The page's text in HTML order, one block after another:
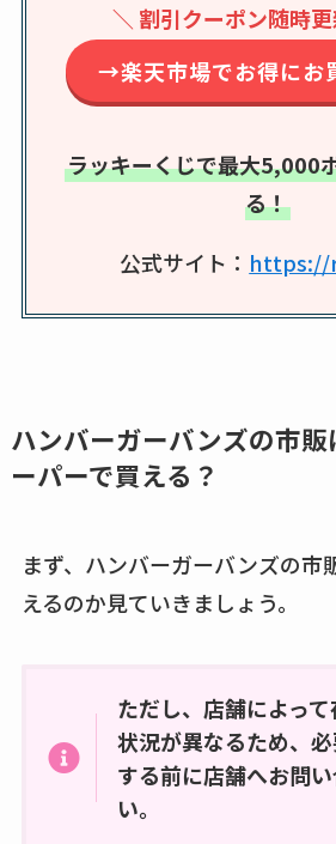
売店
エッ
ット
売
売っ
など
ビタ
キー
は？
てる
は？
も調
＼ 割引クーポン随時
→楽天市場でお得にお
ラッキーくじで最大5,000
る！
公式サイト： https://
ハンバーガーバンズの市
ーパーで買える？
まず、ハンバーガーバンズの市
えるのか見ていきましょう。
ただし、店舗によっ
状況が異なるため、
する前に店舗へお問
い。